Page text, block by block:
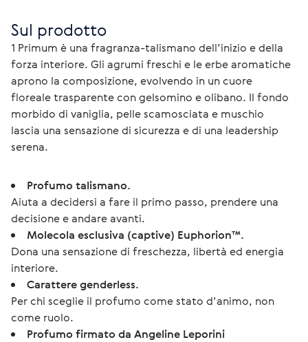
Sul prodotto
1 Primum è una fragranza-talismano dell’inizio e della
forza interiore. Gli agrumi freschi e le erbe aromatiche
aprono la composizione, evolvendo in un cuore
floreale trasparente con gelsomino e olibano. Il fondo
morbido di vaniglia, pelle scamosciata e muschio
lascia una sensazione di sicurezza e di una leadership
serena.
Profumo talismano.
Aiuta a decidersi a fare il primo passo, prendere una
decisione e andare avanti.
Molecola esclusiva (captive) Euphorion™.
Dona una sensazione di freschezza, libertà ed energia
interiore.
Carattere genderless.
Per chi sceglie il profumo come stato d’animo, non
come ruolo.
Profumo firmato da Angeline Leporini